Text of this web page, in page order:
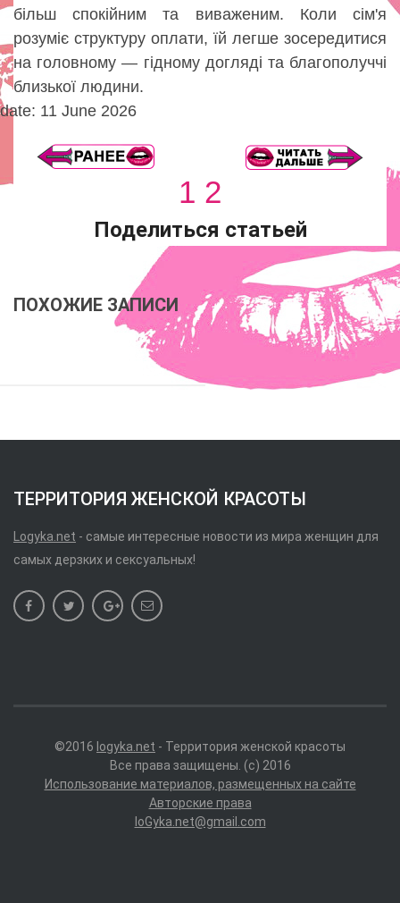
більш спокійним та виваженим. Коли сім'я
розуміє структуру оплати, їй легше зосередитися
на головному — гідному догляді та благополуччі
близької людини.
date: 11 June 2026
1 2
Поделиться статьей
ПОХОЖИЕ ЗАПИСИ
ТЕРРИТОРИЯ ЖЕНСКОЙ КРАСОТЫ
Logyka.net - самые интересные новости из мира женщин для
самых дерзких и сексуальных!
©2016 logyka.net - Территория женской красоты
Все права защищены. (c) 2016
Использование материалов, размещенных на сайте
Авторские права
loGyka.net@gmail.com